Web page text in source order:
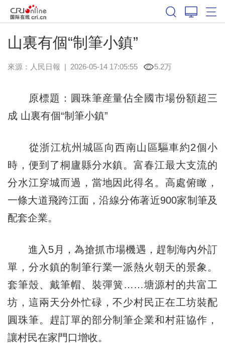
山裏有個“制筆小鎮”
來源： 人民日報 | 2026-05-14 17:05:55 5.2万
原標題：圓珠筆産量佔全國市場份額超三
成 山裏有個“制筆小鎮”
從浙江杭州城區向西南山區驅車約2個小
時，便到了桐廬縣分水鎮。富春江最大支流的
分水江穿城而過，當地因此得名。高處俯瞰，
一條大道飛跨江面，沿線分佈著近900家制筆及
配套企業。
進入5月，為搶抓市場機遇，趕制海內外訂
單，分水鎮的制筆行業一派熱火朝天的景象。
套筆殼、戴筆帽、裝彈簧……塘源村的共富工
坊，這兩天分外忙碌，不少村民正在工坊裝配
圓珠筆。趕訂單的部分制筆企業和村莊協作，
讓村民在家門口增收。